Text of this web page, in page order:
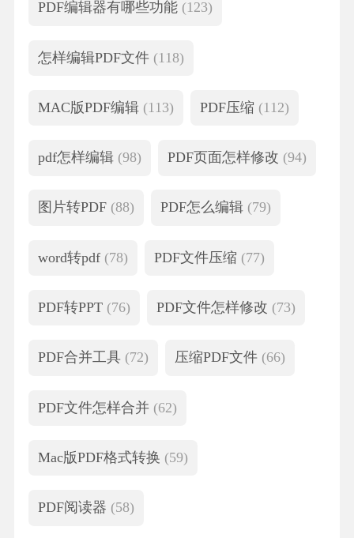
PDF编辑器有哪些功能 (123)
怎样编辑PDF文件 (118)
MAC版PDF编辑 (113) PDF压缩 (112)
pdf怎样编辑 (98) PDF页面怎样修改 (94)
图片转PDF (88) PDF怎么编辑 (79)
word转pdf (78) PDF文件压缩 (77)
PDF转PPT (76) PDF文件怎样修改 (73)
PDF合并工具 (72) 压缩PDF文件 (66)
PDF文件怎样合并 (62)
Mac版PDF格式转换 (59)
PDF阅读器 (58)